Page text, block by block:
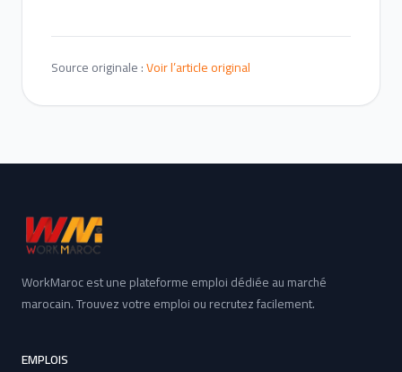
Source originale :Voir l’article original
WorkMaroc est une plateforme emploi dédiée au marché
marocain. Trouvez votre emploi ou recrutez facilement.
EMPLOIS